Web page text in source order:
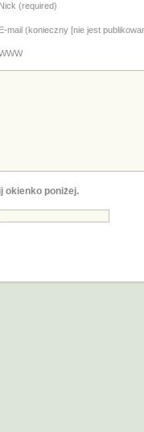
Nick (required)
E-mail (konieczny [nie jest
okienko poniżej.